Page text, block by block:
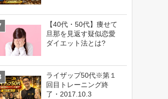
【40代・50代】痩せて
旦那を見返す疑似恋愛
ダイエット法とは?
ライザップ50代※第１
回目トレーニング終
了・2017.10.3